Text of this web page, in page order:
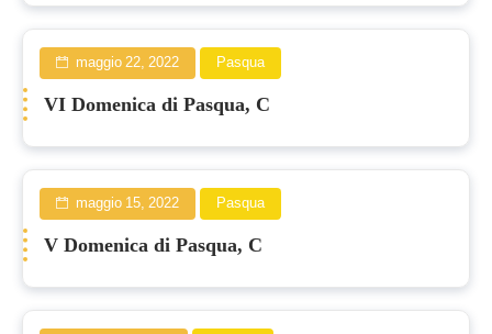
maggio 22, 2022 Pasqua
VI Domenica di Pasqua, C
maggio 15, 2022 Pasqua
V Domenica di Pasqua, C